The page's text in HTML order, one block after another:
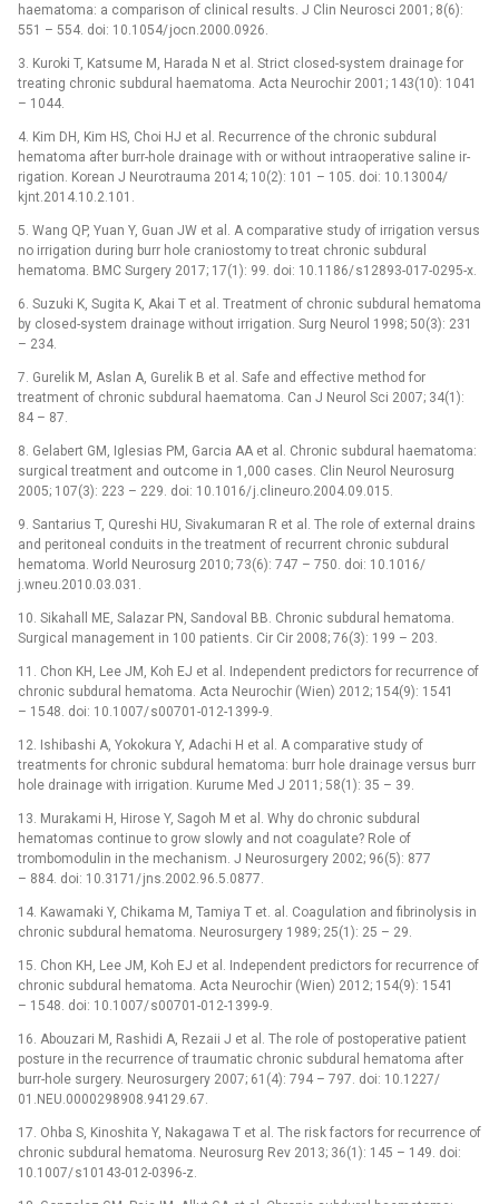
haematoma: a comparison of clini­cal results. J Clin Neurosci 2001; 8(6):
551 –⁠ 554. doi: 10.1054/ jocn.2000.0926.
3. Kuroki T, Katsume M, Harada N et al. Strict closed-system drainage for
treat­­ing chronic subdural haematoma. Acta Neurochir 2001; 143(10): 1041
–⁠ 1044.
4. Kim DH, Kim HS, Choi HJ et al. Recur­rence of the chronic subdural
hematoma after bur­r-hole drainage with or without intraoperative saline ir­
rigation. Korean J Neurotrauma 2014; 10(2): 101 –⁠ 105. doi: 10.13004/
kjnt.2014.10.2.101.
5. Wang QP, Yuan Y, Guan JW et al. A comparative study of ir­rigation versus
no ir­rigation dur­­ing burr hole craniostomy to treat chronic subdural
hematoma. BMC Surgery 2017; 17(1): 99. doi: 10.1186/ s12893-017-0295-x.
6. Suzuki K, Sugita K, Akai T et al. Treatment of chronic subdural hematoma
by closed-system drainage without ir­rigation. Surg Neurol 1998; 50(3): 231
–⁠ 234.
7. Gurelik M, Aslan A, Gurelik B et al. Safe and ef­fective method for
treatment of chronic subdural haematoma. Can J Neurol Sci 2007; 34(1):
84 –⁠ 87.
8. Gelabert GM, Iglesias PM, Garcia AA et al. Chronic subdural haematoma:
surgical treatment and outcome in 1,000 cases. Clin Neurol Neurosurg
2005; 107(3): 223 –⁠ 229. doi: 10.1016/ j.clineuro.2004.09.015.
9. Santarius T, Qureshi HU, Sivakumaran R et al. The role of external drains
and peritoneal conduits in the treatment of recur­rent chronic subdural
hematoma. World Neurosurg 2010; 73(6): 747 –⁠ 750. doi: 10.1016/
j.wneu.2010.03.031.
10. Sikahall ME, Salazar PN, Sandoval BB. Chronic subdural hematoma.
Surgical management in 100 patients. Cir Cir 2008; 76(3): 199 –⁠ 203.
11. Chon KH, Lee JM, Koh EJ et al. Independent predictors for recur­rence of
chronic subdural hematoma. Acta Neurochir (Wien) 2012; 154(9): 1541
–⁠ 1548. doi: 10.1007/ s00701-012-1399-9.
12. Ishibashi A, Yokokura Y, Adachi H et al. A comparative study of
treatments for chronic subdural hematoma: burr hole drainage versus burr
hole drainage with ir­rigation. Kurume Med J 2011; 58(1): 35 –⁠ 39.
13. Murakami H, Hirose Y, Sagoh M et al. Why do chronic subdural
hematomas continue to grow slowly and not coagulate? Role of
trombomodulin in the mechanism. J Neurosurgery 2002; 96(5): 877
–⁠ 884. doi: 10.3171/ jns.2002.96.5.0877.
14. Kawamaki Y, Chikama M, Tamiya T et. al. Coagulation and fibrinolysis in
chronic subdural hematoma. Neurosurgery 1989; 25(1): 25 –⁠ 29.
15. Chon KH, Lee JM, Koh EJ et al. Independent predictors for recur­rence of
chronic subdural hematoma. Acta Neurochir (Wien) 2012; 154(9): 1541
–⁠ 1548. doi: 10.1007/ s00701-012-1399-9.
16. Abouzari M, Rashidi A, Rezaii J et al. The role of postoperative patient
posture in the recur­rence of traumatic chronic subdural hematoma after
bur­r-hole surgery. Neurosurgery 2007; 61(4): 794 –⁠ 797. doi: 10.1227/
01.NEU.0000298908.94129.67.
17. Ohba S, Kinoshita Y, Nakagawa T et al. The risk factors for recur­rence of
chronic subdural hematoma. Neurosurg Rev 2013; 36(1): 145 –⁠ 149. doi:
10.1007/ s10143-012-0396-z.